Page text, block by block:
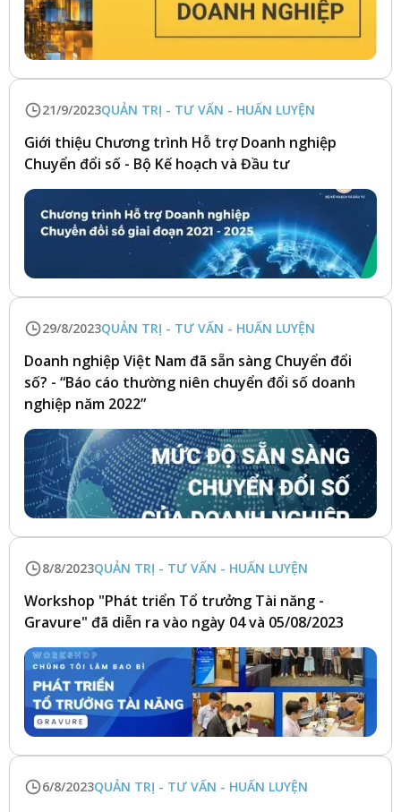
21/9/2023QUẢN TRỊ - TƯ VẤN - HUẤN LUYỆN
Giới thiệu Chương trình Hỗ trợ Doanh nghiệp
Chuyển đổi số - Bộ Kế hoạch và Đầu tư
29/8/2023QUẢN TRỊ - TƯ VẤN - HUẤN LUYỆN
Doanh nghiệp Việt Nam đã sẵn sàng Chuyển đổi
số? - “Báo cáo thường niên chuyển đổi số doanh
nghiệp năm 2022”
8/8/2023QUẢN TRỊ - TƯ VẤN - HUẤN LUYỆN
Workshop "Phát triển Tổ trưởng Tài năng -
Gravure" đã diễn ra vào ngày 04 và 05/08/2023
6/8/2023QUẢN TRỊ - TƯ VẤN - HUẤN LUYỆN